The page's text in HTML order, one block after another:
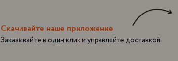
Скачивайте наше приложение
Заказывайте в один клик и управляйте доставкой